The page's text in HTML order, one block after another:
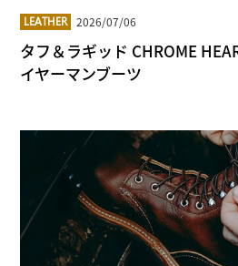
LEATHER 2026/07/06
タフ＆ラギッド CHROME
イヤーマンブーツ